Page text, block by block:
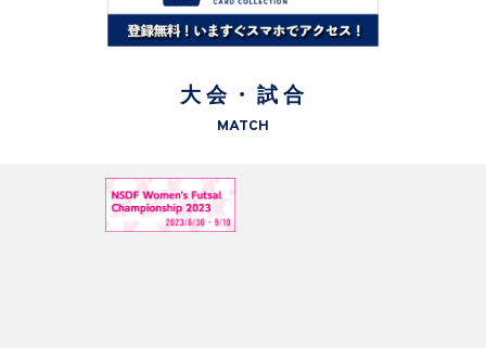
大会・試合
MATCH